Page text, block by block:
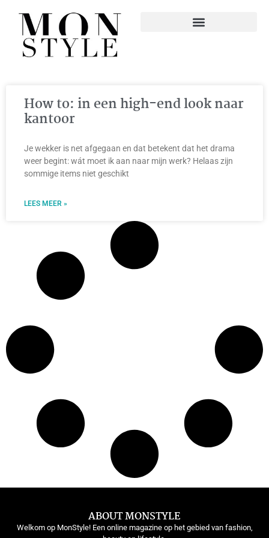
How to: in een high-end look naar
kantoor
Je wekker is net afgegaan en dat betekent dat het drama
weer begint: wát moet ik aan naar mijn werk? Helaas zijn
sommige items niet geschikt
LEES MEER »
ABOUT MONSTYLE
Welkom op MonStyle! Een online magazine op het gebied van fashion,